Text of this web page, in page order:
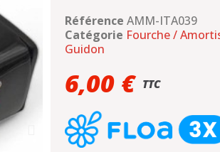
Référence AMM-ITA039
Catégorie Fourche /
Guidon
6,00 € TTC